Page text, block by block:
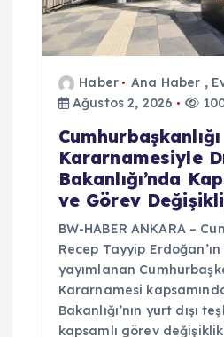
Haber Ana Haber ,
Ağustos 2, 2026
Cumhurbaşkanlığı
Kararnamesiyle
Bakanlığı’nda
ve Görev
BW-HABER ANKARA –
Recep Tayyip
yayımlanan
Kararnamesi
Bakanlığı’nın yurt dışı
kapsamlı görev